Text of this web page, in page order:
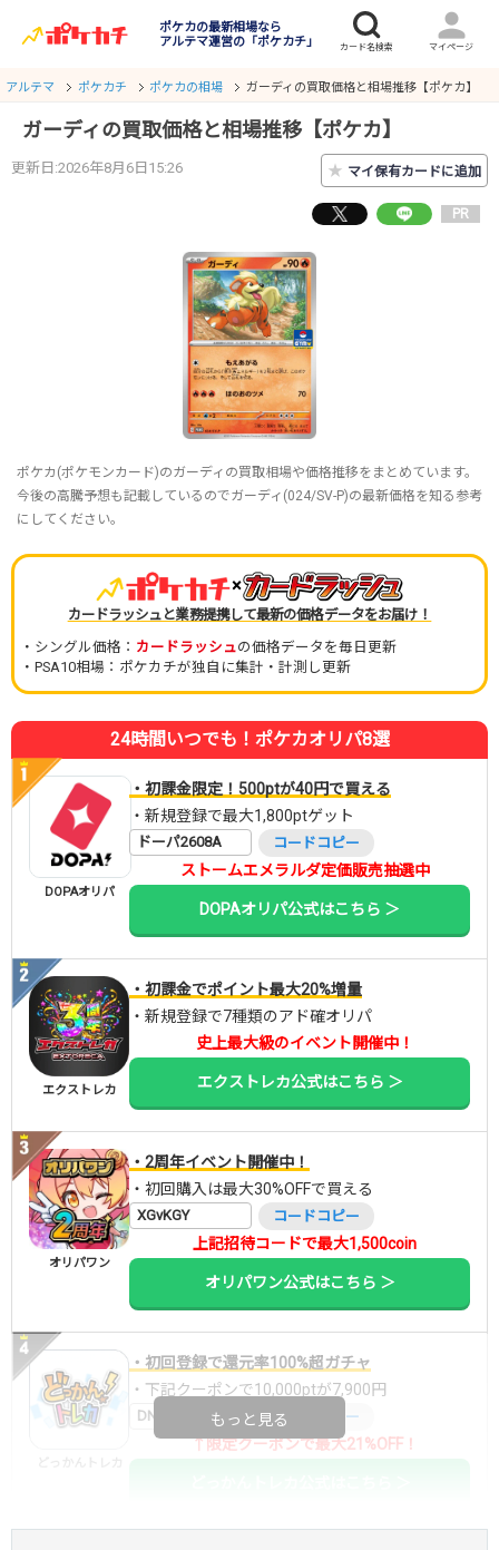
ポケカの最新相場なら
アルテマ運営の「ポケカチ」
アルテマ ポケカチ ポケカの相場 ガーディの買取価格と相場推移【ポケカ】
ガーディの買取価格と相場推移【ポケカ】
更新日:2026年8月6日15:26 ★ マイ保有カードに追加
PR
ポケカ(ポケモンカード)のガーディの買取相場や価格推移をまとめています。
今後の高騰予想も記載しているのでガーディ(024/SV-P)の最新価格を知る参考
にしてください。
×
カードラッシュと業務提携して最新の価格データをお届け！
・シングル価格： カードラッシュの価格データを毎日更新
・PSA10相場：ポケカチが独自に集計・計測し更新
24時間いつでも！ポケカオリパ8選
DOPAオリパ
・初課金限定！500ptが40円で買える
・新規登録で最大1,800ptゲット
ドーパ2608A コードコピー
ストームエメラルダ定価販売抽選中
DOPAオリパ公式はこちら ＞
エクストレカ
・初課金でポイント最大20%増量
・新規登録で7種類のアド確オリパ
史上最大級のイベント開催中！
エクストレカ公式はこちら ＞
オリパワン
・2周年イベント開催中！
・初回購入は最大30%OFFで買える
XGvKGY コードコピー
上記招待コードで最大1,500coin
オリパワン公式はこちら ＞
・初回登録で還元率100%超ガチャ
・下記クーポンで10,000ptが7,900円
DNGBIF4X コードコピー
↑限定クーポンで最大21%OFF！
もっと見る